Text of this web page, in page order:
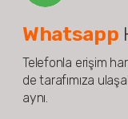
Whatsapp
Telefonla erişim
de tarafımıza
aynı.